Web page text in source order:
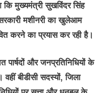
कि मुख्यमंत्री सुखविंदर सिंह
मशीनरी का खुलेआम
करने का प्रयास कर रही है।
पार्षदों और जनप्रतिनिधियों के
बीडीसी सदस्यों, जिला